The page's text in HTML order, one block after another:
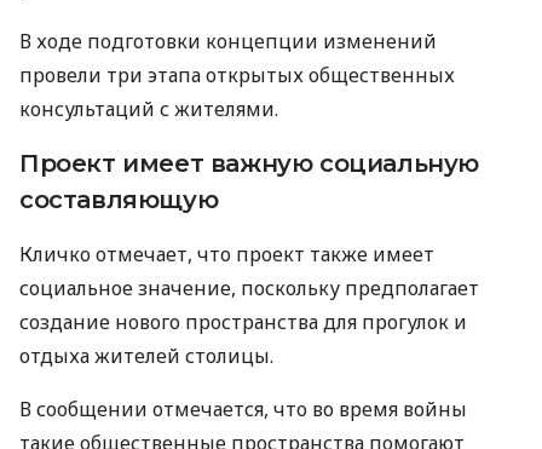
В ходе подготовки концепции изменений
провели три этапа открытых общественных
консультаций с жителями.
Проект имеет важную социальную
составляющую
Кличко отмечает, что проект также имеет
социальное значение, поскольку предполагает
создание нового пространства для прогулок и
отдыха жителей столицы.
В сообщении отмечается, что во время войны
такие общественные пространства помогают